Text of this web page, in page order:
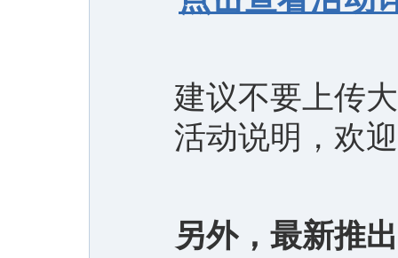
建议不要上传
活动说明，欢
另外，最新推